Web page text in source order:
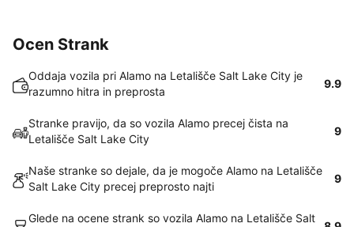
Ocen Strank
Oddaja vozila pri Alamo na Letališče Salt Lake City je
razumno hitra in preprosta
9.9
Stranke pravijo, da so vozila Alamo precej čista na
Letališče Salt Lake City
9
Naše stranke so dejale, da je mogoče Alamo na Letališče
Salt Lake City precej preprosto najti
9
Glede na ocene strank so vozila Alamo na Letališče Salt